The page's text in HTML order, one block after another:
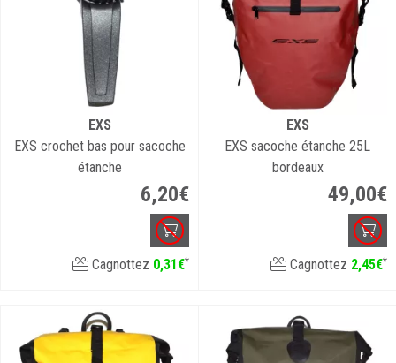
EXS
EXS crochet bas pour sacoche
étanche
6,20€
Cagnottez 0,31€*
EXS
EXS sacoche étanche 25L
bordeaux
49,00€
Cagnottez 2,45€*